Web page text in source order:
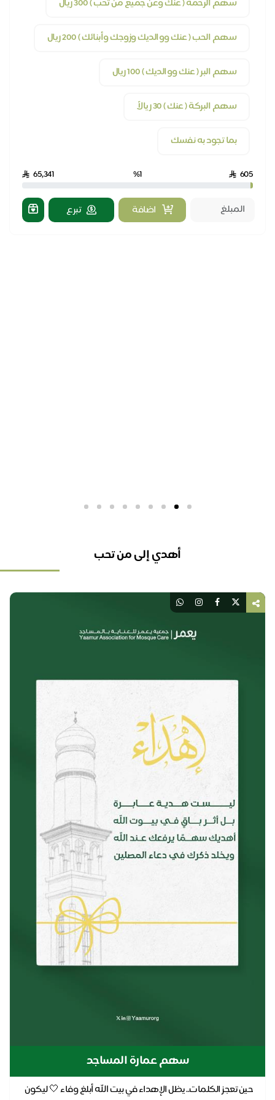
سهم الرحمة ( عنك وعن جميع من تحب ) 300 ريال
سهم الحب ( عنك ووالديك وزوجك وأبنائك ) 200 ريال
سهم البر ( عنك ووالديك ) 100 ريال
سهم البركة ( عنك ) 30 ريالاً
بما تجود به نفسك
65,341
اضافة تبرع
أهدي إلى من تحب
سهم عمارة المساجد
حين تعجز الكلمات.. يظل الإهداء في بيت الله أبلغ وفاء 🤍 ليكون